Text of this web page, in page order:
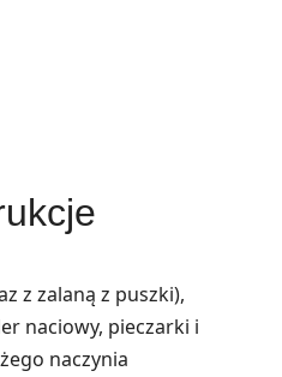
z zalaną z puszki),
naciowy, pieczarki i
naczynia